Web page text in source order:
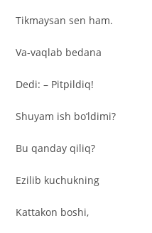
Tikmaysan sen ham.
Va-vaqlab bedana
Dedi: – Pitpildiq!
Shuyam ish bo‘ldimi?
Bu qanday qiliq?
Ezilib kuchukning
Kattakon boshi,